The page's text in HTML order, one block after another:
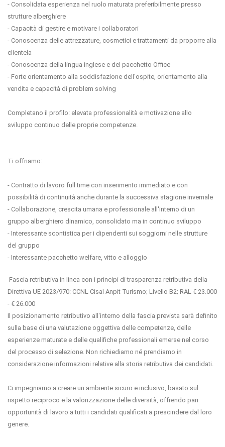
- Consolidata esperienza nel ruolo maturata preferibilmente presso
strutture alberghiere
- Capacità di gestire e motivare i collaboratori
- Conoscenza delle attrezzature, cosmetici e trattamenti da proporre alla
clientela
- Conoscenza della lingua inglese e del pacchetto Office
- Forte orientamento alla soddisfazione dell'ospite, orientamento alla
vendita e capacità di problem solving
Completano il profilo: elevata professionalità e motivazione allo
sviluppo continuo delle proprie competenze.
Ti offriamo:
- Contratto di lavoro full time con inserimento immediato e con
possibilità di continuità anche durante la successiva stagione invernale
- Collaborazione, crescita umana e professionale all'interno di un
gruppo alberghiero dinamico, consolidato ma in continuo sviluppo
- Interessante scontistica per i dipendenti sui soggiorni nelle strutture
del gruppo
- Interessante pacchetto welfare, vitto e alloggio
Fascia retributiva in linea con i principi di trasparenza retributiva della
Direttiva UE 2023/970: CCNL Cisal Anpit Turismo; Livello B2; RAL € 23.000
- € 26.000
Il posizionamento retributivo all'interno della fascia prevista sarà definito
sulla base di una valutazione oggettiva delle competenze, delle
esperienze maturate e delle qualifiche professionali emerse nel corso
del processo di selezione. Non richiediamo né prendiamo in
considerazione informazioni relative alla storia retributiva dei candidati.
Ci impegniamo a creare un ambiente sicuro e inclusivo, basato sul
rispetto reciproco e la valorizzazione delle diversità, offrendo pari
opportunità di lavoro a tutti i candidati qualificati a prescindere dal loro
genere.